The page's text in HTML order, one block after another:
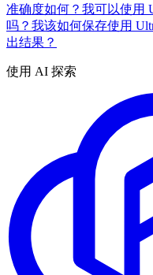
准确度如何？ 我可以使用
吗？ 我该如何保存使用
出结果？
使用 AI 探索